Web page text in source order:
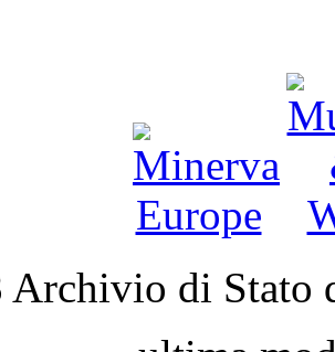
Archivio di Stato